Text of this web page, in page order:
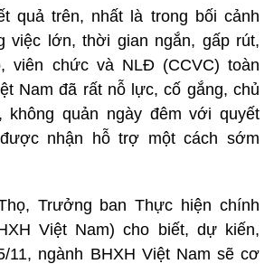
quả trên, nhất là trong bối cảnh
việc lớn, thời gian ngắn, gấp rút,
viên chức và NLĐ (CCVC) toàn
Nam đã rất nỗ lực, cố gắng, chủ
không quản ngày đêm với quyết
nhận hỗ trợ một cách sớm
Trưởng ban Thực hiện chính
Việt Nam) cho biết, dự kiến,
11, ngành BHXH Việt Nam sẽ cơ